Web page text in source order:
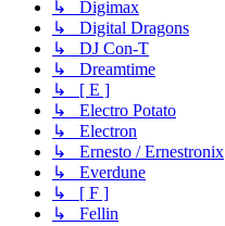
↳ Digimax
↳ Digital Dragons
↳ DJ Con-T
↳ Dreamtime
↳ [ E ]
↳ Electro Potato
↳ Electron
↳ Ernesto / Ernestronix
↳ Everdune
↳ [ F ]
↳ Fellin